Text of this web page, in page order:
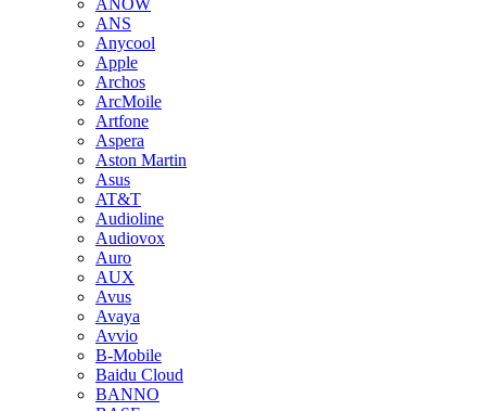
ANOW
ANS
Anycool
Apple
Archos
ArcMoile
Artfone
Aspera
Aston Martin
Asus
AT&T
Audioline
Audiovox
Auro
AUX
Avus
Avaya
Avvio
B-Mobile
Baidu Cloud
BANNO